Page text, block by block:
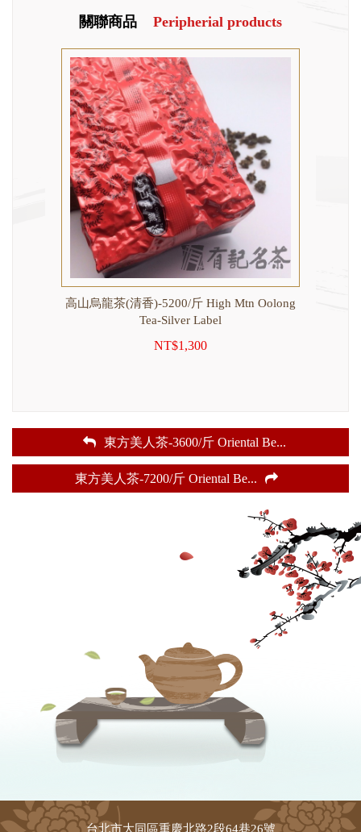
關聯商品 Peripherial products
高山烏龍茶(清香)-5200/斤 High Mtn Oolong
Tea-Silver Label
NT$1,300
東方美人茶-3600/斤 Oriental Be...
東方美人茶-7200/斤 Oriental Be...
台北市大同區重慶北路2段64巷26號